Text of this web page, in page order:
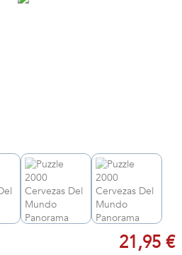
21,95 €